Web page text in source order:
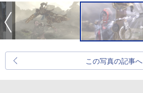
この写真の記事へ